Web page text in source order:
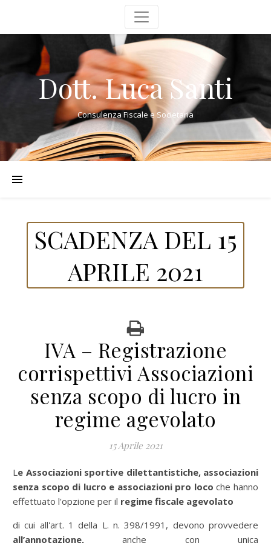
Dott. Luca Santi
Consulenza Fiscale e Societaria
SCADENZA DEL 15
APRILE 2021
IVA – Registrazione
corrispettivi Associazioni
senza scopo di lucro in
regime agevolato
15 Aprile 2021
Le Associazioni sportive dilettantistiche, associazioni
senza scopo di lucro e associazioni pro loco che hanno
effettuato l'opzione per il regime fiscale agevolato
di cui all'art. 1 della L. n. 398/1991, devono provvedere
all’annotazione,anche con unica